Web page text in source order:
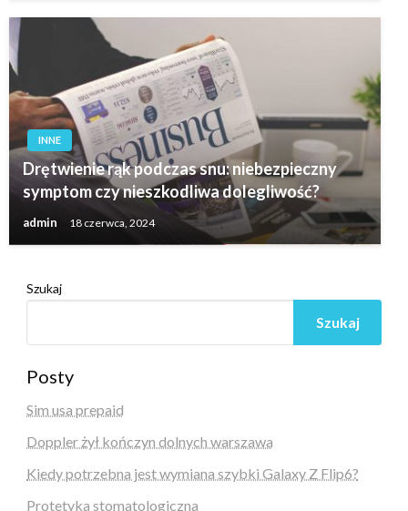
INNE
Drętwienie rąk podczas snu: niebezpieczny
symptom czy nieszkodliwa dolegliwość?
admin 18 czerwca, 2024
Szukaj
Szukaj
Posty
Sim usa prepaid
Doppler żył kończyn dolnych warszawa
Kiedy potrzebna jest wymiana szybki Galaxy Z Flip6?
Protetyka stomatologiczna